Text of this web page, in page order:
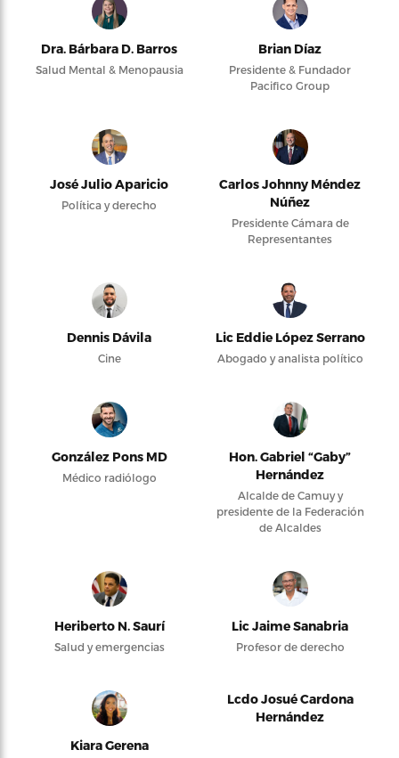
Dra. Bárbara D. Barros
Salud Mental & Menopausia
Brian Díaz
Presidente & Fundador
Pacifico Group
José Julio Aparicio
Política y derecho
Carlos Johnny Méndez
Núñez
Presidente Cámara de
Representantes
Dennis Dávila
Cine
Lic Eddie López Serrano
Abogado y analista político
González Pons MD
Médico radiólogo
Hon. Gabriel “Gaby”
Hernández
Alcalde de Camuy y
presidente de la Federación
de Alcaldes
Heriberto N. Saurí
Salud y emergencias
Lic Jaime Sanabria
Profesor de derecho
Kiara Gerena
Lcdo Josué Cardona
Hernández